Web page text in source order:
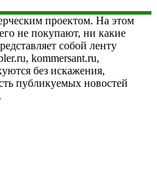
проектом. На этом
не покупают, ни какие
собой ленту
kommersant.ru,
без искажения,
публикуемых новостей